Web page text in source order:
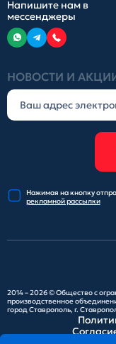
НОВОСТИ И
Нажимая на кнопку
рекламной рассылки
Напишите нам в
мессенджеры
2014 – 2026 ©Общество с
производственное
город Ставрополь, г.